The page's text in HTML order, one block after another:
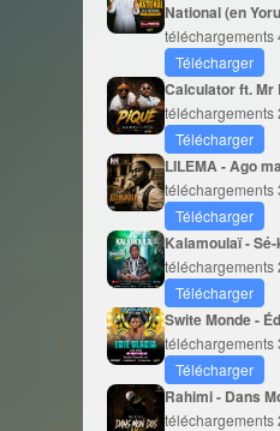
National (en
téléchargements
Télécharger
Calculator ft. Mr
téléchargements
Télécharger
LILEMA - Ago
téléchargements
Télécharger
Kalamoulaï -
téléchargements
Télécharger
Swite Monde -
téléchargements
Télécharger
Rahimi - Dans
téléchargements